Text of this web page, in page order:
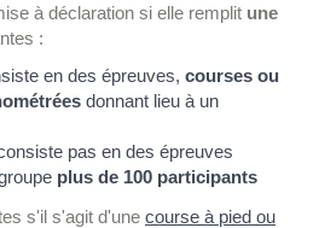
à déclaration si elle remplit une
:
en des épreuves, courses ou
donnant lieu à un
pas en des épreuves
plus de 100 participants
s'il s'agit d'une course à pied ou